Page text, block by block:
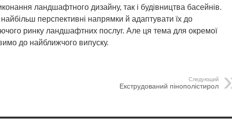
ландшафтного дизайну, так і будівництва басейнів.
перспективні напрямки й адаптувати їх до
ринку ландшафтних послуг. Але ця тема для окремої
до найближчого випуску.
Следующий
Екструдований пінополістирол